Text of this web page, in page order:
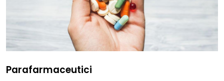
Parafarmaceutici